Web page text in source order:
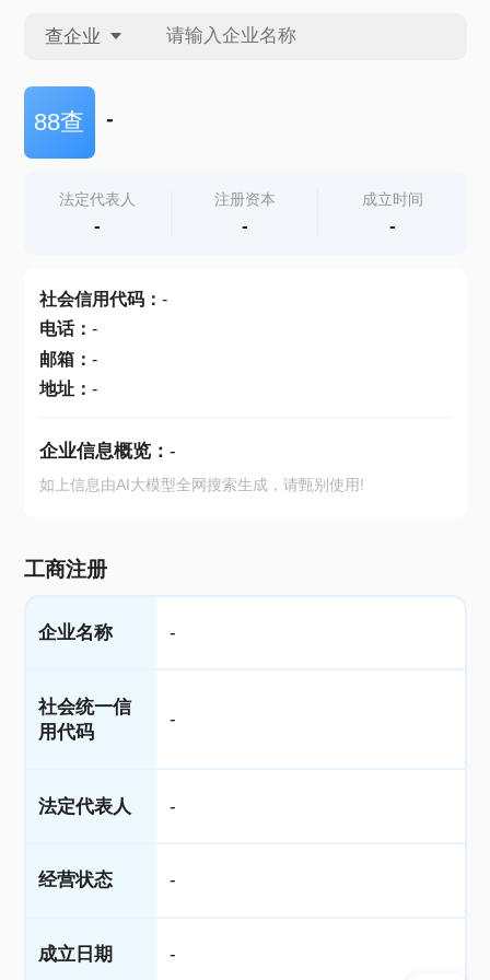
查企业
查企业
查产地
88查 -
法定代表人
-
注册资本
-
成立时间
-
社会信用代码： -
电话： -
邮箱： -
地址： -
企业信息概览： -
如上信息由AI大模型全网搜索生成，请甄别使用!
工商注册
企业名称 -
社会统一信
用代码
-
法定代表人 -
经营状态 -
成立日期 -